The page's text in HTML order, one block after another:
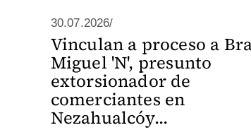
30.07.2026/
Vinculan a proceso a
Miguel 'N', presunto
extorsionador de
comerciantes en
Nezahualcóy...